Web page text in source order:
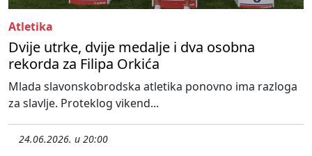
Atletika
Dvije utrke, dvije medalje i dva osobna
rekorda za Filipa Orkića
Mlada slavonskobrodska atletika ponovno ima razloga
za slavlje. Proteklog vikend...
24.06.2026. u 20:00